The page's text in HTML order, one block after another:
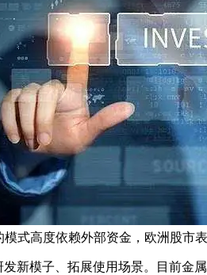
式高度依赖外部资金，欧洲股市
模子、拓展使用场景。目前金